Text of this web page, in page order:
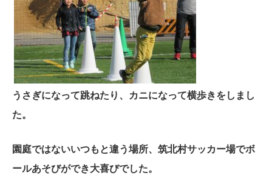
うさぎになって跳ねたり、カニになって横歩きをしまし
た。
園庭ではないいつもと違う場所、筑北村サッカー場でボ
ールあそびができ大喜びでした。